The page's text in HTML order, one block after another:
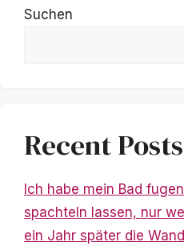
Suchen
Recent Posts
Ich habe mein Bad
spachteln lassen, nur
ein Jahr später die